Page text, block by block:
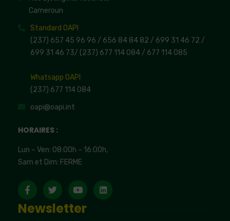
Cameroun
Standard OAPI
(237) 657 45 96 96 / 656 84 84 82 / 699 31 46 72 /
699 31 46 73/ (237) 677 114 084 / 677 114 085
Whatsapp OAPI
(237) 677 114 084
oapi@oapi.int
HORAIRES :
Lun – Ven: 08:00h – 16:00h,
Sam et Dim: FERME
Newsletter